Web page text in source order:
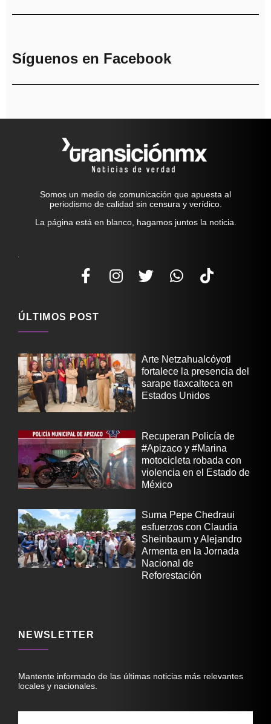
Síguenos en Facebook
Somos un medio de comunicación que apuesta al
periodismo de calidad sin censura y verídico.
La página está en blanco, hagamos juntos la noticia.
ÚLTIMOS POST
Arte Netzahualcóyotl
fortalece la presencia del
sarape tlaxcalteca en
Estados Unidos
Recuperan Policía de
#Apizaco y #Marina
motocicleta robada con
violencia en el Estado de
México
Suma Pepe Chedraui
esfuerzos con Claudia
Sheinbaum y Alejandro
Armenta en la Jornada
Nacional de
Reforestación
NEWSLETTER
Mantente informado de las últimas noticias más relevantes
locales y nacionales.